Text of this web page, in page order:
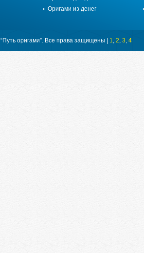
Оригами из денег
“Путь оригами”. Все права защищены | 1, 2, 3, 4